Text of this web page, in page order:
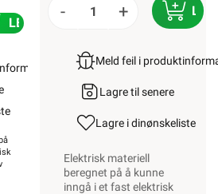
LEGG I HANDLEKURV
- +
Meld feil i
Lagre til senere
Lagre i dinønskeliste
Elektrisk materiell
beregnet på å kunne
inngå i et fast elektrisk